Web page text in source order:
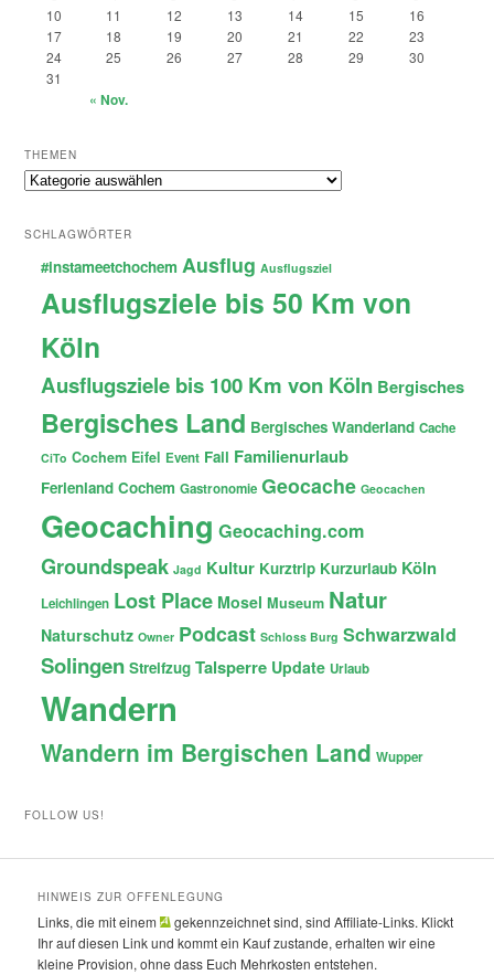
10
11 12 13 14 15
16
17
18 19 20 21 22
23
24
25 26 27 28 29
30
31
« Nov.
THEMEN
Themen
SCHLAGWÖRTER
#instameetchochem Ausflug Ausflugsziel
Ausflugsziele bis 50 Km von
Köln
Ausflugsziele bis 100 Km von Köln Bergisches
Bergisches Land Bergisches Wanderland Cache
CiTo Cochem Eifel Event Fail Familienurlaub
Ferienland Cochem Gastronomie Geocache Geocachen
Geocaching Geocaching.com
Groundspeak Jagd Kultur Kurztrip Kurzurlaub Köln
Leichlingen Lost Place Mosel Museum Natur
Naturschutz Owner Podcast Schloss Burg Schwarzwald
Solingen Streifzug Talsperre Update Urlaub
Wandern
Wandern im Bergischen Land Wupper
FOLLOW US!
HINWEIS ZUR OFFENLEGUNG
Links, die mit einem
gekennzeichnet sind, sind Affiliate-Links. Klickt
Ihr auf diesen Link und kommt ein Kauf zustande, erhalten wir eine
kleine Provision, ohne dass Euch Mehrkosten entstehen.